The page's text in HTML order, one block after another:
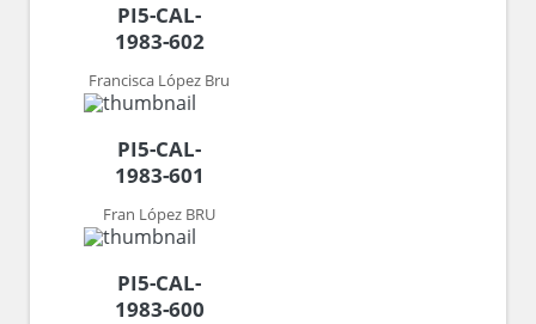
PI5-CAL-
1983-602
Francisca López Bru
PI5-CAL-
1983-601
Fran López BRU
PI5-CAL-
1983-600